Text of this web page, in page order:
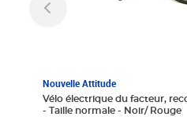
Nouvelle Attitude
Vélo électrique du facteur,
- Taille normale - Noir/ Rouge